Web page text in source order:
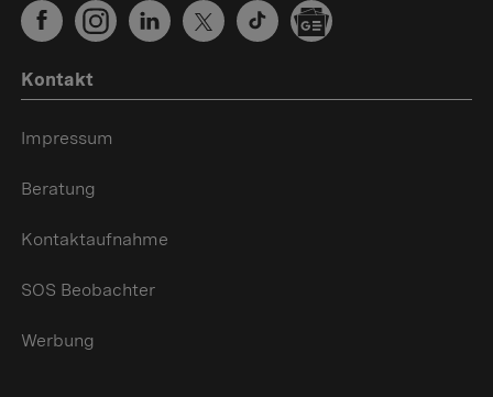
Kontakt
Impressum
Beratung
Kontaktaufnahme
SOS Beobachter
Werbung